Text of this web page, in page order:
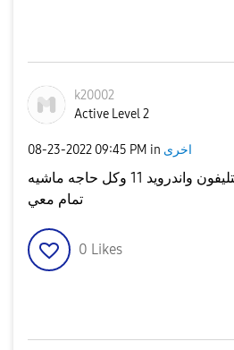
k20002
Active Level 2
‎08-23-2022 09:45 PM in اخرى
انا باستخدام نفس التليفون واندرويد 11 وكل حاجه ماشيه
تمام معي
0 Likes